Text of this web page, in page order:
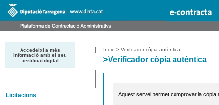
Accedeixi a més
informació amb el seu
certificat digital
Licitacions
Inicio> Verificador còpia autèntica
Verificador còpia autèntica
Aquest servei permet comprovar la còpia